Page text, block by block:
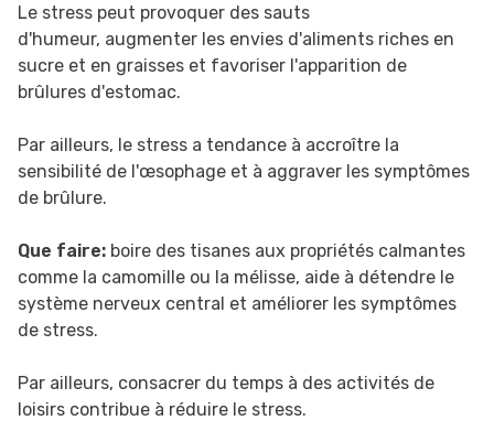
Le stress peut provoquer des sauts
d'humeur, augmenter les envies d'aliments riches en
sucre et en graisses et favoriser l'apparition de
brûlures d'estomac.
Par ailleurs, le stress a tendance à accroître la
sensibilité de l'œsophage et à aggraver les symptômes
de brûlure.
Que faire: boire des tisanes aux propriétés calmantes
comme la camomille ou la mélisse, aide à détendre le
système nerveux central et améliorer les symptômes
de stress.
Par ailleurs, consacrer du temps à des activités de
loisirs contribue à réduire le stress.